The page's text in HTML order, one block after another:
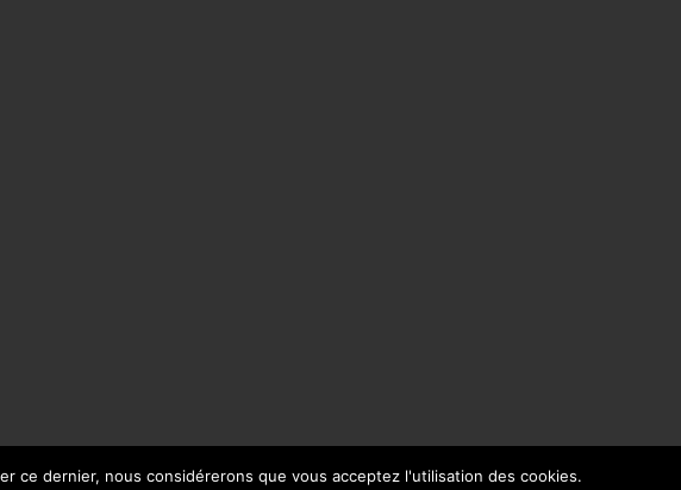
ce dernier, nous considérerons que vous acceptez l'utilisation des cookies.